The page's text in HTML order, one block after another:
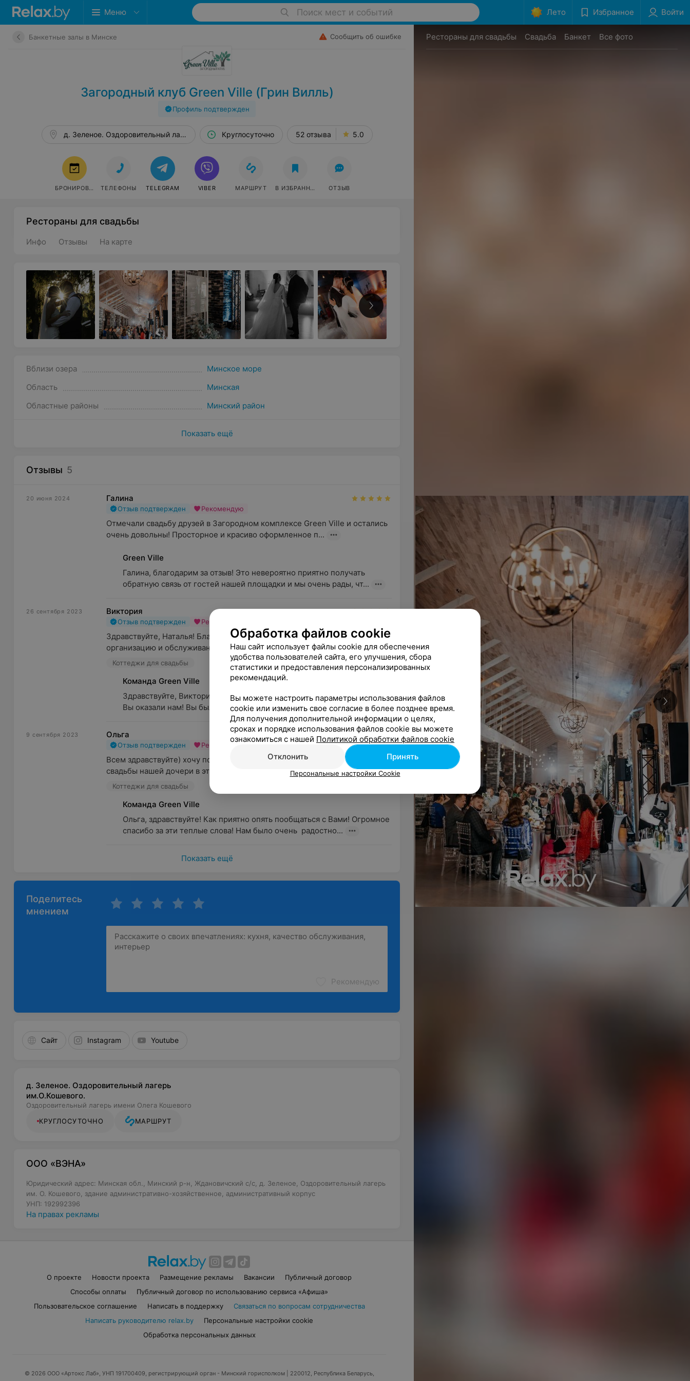
Меню Поиск мест и событий Лето Избранное Войти
Банкетные залы в Минске Сообщить об ошибке
Загородный клуб Green Ville (Грин Вилль)
Профиль подтвержден
д. Зеленое. Оздоровительный лагерь им.О.Кошевого.
Круглосуточно 52 отзыва 5.0
БРОНИРОВАТЬ ТЕЛЕФОНЫ TELEGRAM VIBER МАРШРУТ В ИЗБРАННОЕ ОТЗЫВ
Рестораны для свадьбы
Инфо Отзывы На карте
Вблизи озера
Минское море
Область
Минская
Областные районы
Минский район
Показать ещё
Отзывы 5
20 июня 2024 Галина
Отзыв подтвержден Рекомендую
Отмечали свадьбу друзей в Загородном комплексе Green Ville и остались
очень довольны! Просторное и красиво оформленное п...
Green Ville
Галина, благодарим за отзыв! Это невероятно приятно получать
обратную связь от гостей нашей площадки и мы очень рады, чт...
26 сентября 2023 Виктория
Отзыв подтвержден Рекомендую
Здравствуйте, Наталья! Благодарим Вас и команду за отличную
организацию и обслуживание нашей свадьбы! Все было на высоко...
Коттеджи для свадьбы
Команда Green Ville
Здравствуйте, Виктория! А мы Вас благодарим за то доверие, которое
Вы оказали нам! Вы были замечательными гостями! И пус...
9 сентября 2023 Ольга
Отзыв подтвержден Рекомендую
Всем здравствуйте) хочу поделиться впечатлениями после проведенной
свадьбы нашей дочери в этом замечательном сказочном м...
Коттеджи для свадьбы
Команда Green Ville
Ольга, здравствуйте! Как приятно опять пообщаться с Вами! Огромное
спасибо за эти теплые слова! Нам было очень  радостно...
Показать ещё
Поделитесь
мнением
Рекомендую
Сайт Instagram Youtube
д. Зеленое. Оздоровительный лагерь
им.О.Кошевого.
Оздоровительный лагерь имени Олега Кошевого
КРУГЛОСУТОЧНО
МАРШРУТ
ООО «ВЭНА»
Юридический адрес: Минская обл., Минский р-н, Ждановичский с/с, д. Зеленое, Оздоровительный лагерь
им. О. Кошевого, здание административно-хозяйственное, административный корпус
УНП: 192992396
На правах рекламы
О проекте Новости проекта Размещение рекламы Вакансии
Публичный договор
Способы оплаты
Публичный договор по использованию сервиса «Афиша»
Пользовательское соглашение
Написать в поддержку
Связаться по вопросам сотрудничества
Написать руководителю relax.by
Персональные настройки cookie
Обработка персональных данных
© 2026 ООО «Артокс Лаб», УНП 191700409, регистрирующий орган - Минский горисполком| 220012, Республика Беларусь,
Рестораны для свадьбы Свадьба Банкет Все фото
Обработка файлов cookie
Наш сайт использует файлы cookie для обеспечения
удобства пользователей сайта, его улучшения, сбора
статистики и предоставления персонализированных
рекомендаций.
Вы можете настроить параметры использования файлов
cookie или изменить свое согласие в более позднее время.
Для получения дополнительной информации о целях,
сроках и порядке использования файлов cookie вы можете
ознакомиться с нашей Политикой обработки файлов cookie
Отклонить
Принять
Персональные настройки Cookie